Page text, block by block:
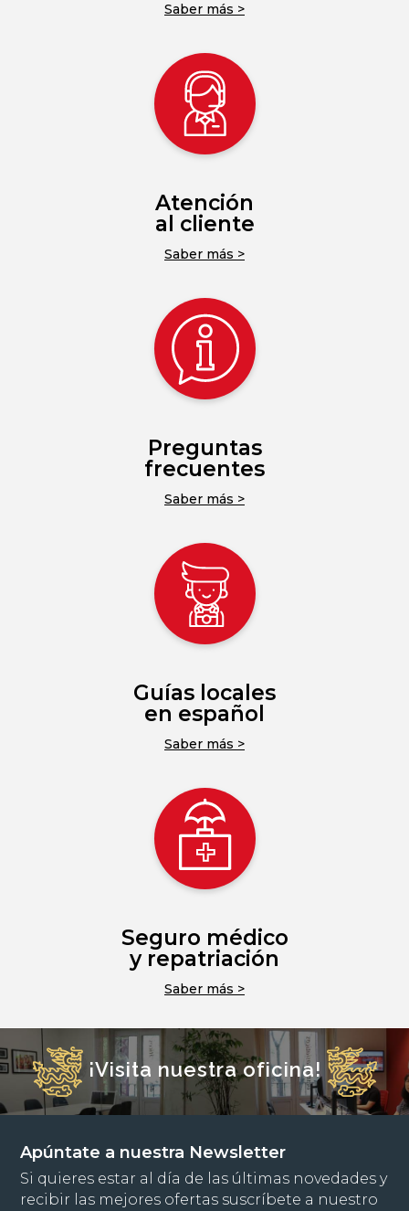
Saber más >
Atención
al cliente
Saber más >
Preguntas
frecuentes
Saber más >
Guías locales
en español
Saber más >
Seguro médico
y repatriación
Saber más >
¡Visita nuestra oficina!
Apúntate a nuestra Newsletter
Si quieres estar al día de las últimas novedades y
recibir las mejores ofertas suscríbete a nuestro